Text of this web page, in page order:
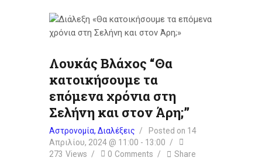
Λουκάς Βλάχος “Θα
κατοικήσουμε τα
επόμενα χρόνια στη
Σελήνη και στον Άρη;”
Αστρονομία, Διαλέξεις Posted on 14
Απριλίου, 2024 @ 11:00 - 13:00
273 Views 0 Comments Share